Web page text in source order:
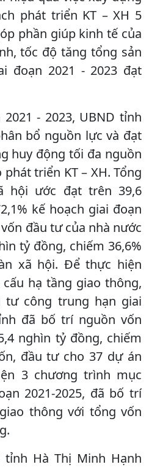
phát triển KT – XH 5
phần giúp kinh tế của
tốc độ tăng tổng sản
đoạn 2021 - 2023 đạt
- 2023, UBND tỉnh
bổ nguồn lực và đạt
huy động tối đa nguồn
triển KT – XH. Tổng
hội ước đạt trên 39,6
kế hoạch giai đoạn
đầu tư của nhà nước
tỷ đồng, chiếm 36,6%
xã hội. Để thực hiện
hạ tầng giao thông,
tư công trung hạn giai
đã bố trí nguồn vốn
nghìn tỷ đồng, chiếm
đầu tư cho 37 dự án
3 chương trình mục
2021-2025, đã bố trí
thông với tổng vốn
tỉnh Hà Thị Minh Hạnh